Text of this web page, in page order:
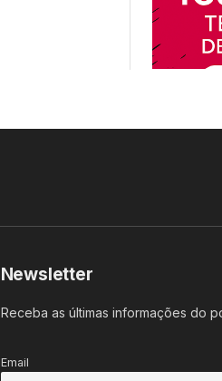
Newsletter
Receba as últimas informações do
Email